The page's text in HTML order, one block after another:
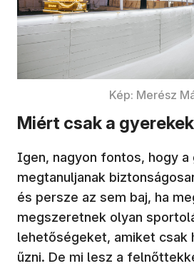
Kép: Merész
Miért csak a
Igen, nagyon fontos, hogy a
megtanuljanak
és persze az sem baj, ha
megszeretnek olyan
lehetőségeket, amiket csak
űzni. De mi lesz a